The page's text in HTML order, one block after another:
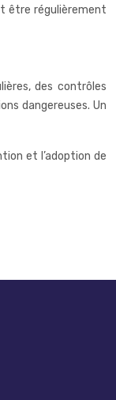
être régulièrement
des contrôles
dangereuses. Un
et l’adoption de